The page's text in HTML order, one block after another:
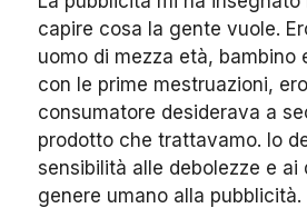
capire cosa la gente vuole.
uomo di mezza età, bambino
con le prime mestruazioni,
consumatore desiderava a
prodotto che trattavamo. Io
sensibilità alle debolezze e ai
genere umano alla pubblicità.